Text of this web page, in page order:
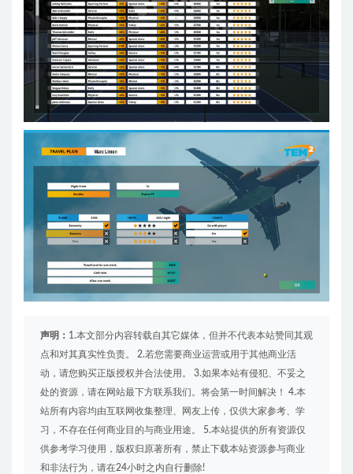
声明： 1.本文部分内容转载自其它媒体，但并不代表本站赞同其观
点和对其真实性负责。 2.若您需要商业运营或用于其他商业活
动，请您购买正版授权并合法使用。 3.如果本站有侵犯、不妥之
处的资源，请在网站最下方联系我们。将会第一时间解决！ 4.本
站所有内容均由互联网收集整理、网友上传，仅供大家参考、学
习，不存在任何商业目的与商业用途。 5.本站提供的所有资源仅
供参考学习使用，版权归原著所有，禁止下载本站资源参与商业
和非法行为，请在24小时之内自行删除!